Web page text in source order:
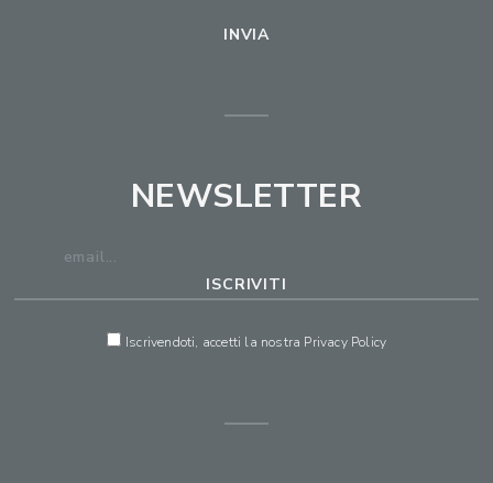
NEWSLETTER
Iscrivendoti, accetti la nostra Privacy Policy